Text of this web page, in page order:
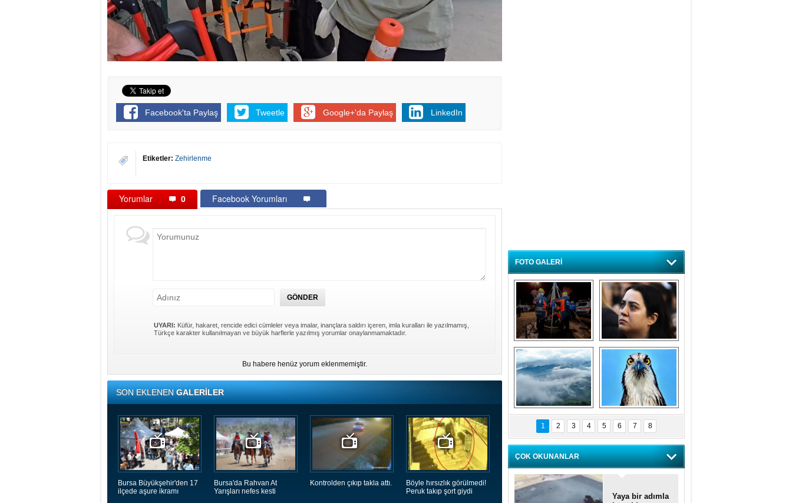
Facebook'ta Paylaş Tweetle Google+'da Paylaş LinkedIn
Etiketler: Zehirlenme
Yorumlar 0 Facebook Yorumları
UYARI: Küfür, hakaret, rencide edici cümleler veya imalar, inançlara saldırı içeren, imla kuralları ile yazılmamış,
Türkçe karakter kullanılmayan ve büyük harflerle yazılmış yorumlar onaylanmamaktadır.
Bu habere henüz yorum eklenmemiştir.
SON EKLENENGALERİLER
Bursa Büyükşehir'den 17
ilçede aşure ikramı
Bursa'da Rahvan At
Yarışları nefes kesti
Kontrolden çıkıp takla attı.
Böyle hırsızlık görülmedi!
Peruk takıp şort giydi
FOTO GALERİ
Bursa'da deprem
tatbikatı gerçeğini
aratmadı
Özlem ve minnetle
anıyoruz
Bursa'dan
büyüleyen
fotoğraflar
Balık Kartalı
Bursa’da
görüntülendi
1 2 3 4 5 6 7 8
ÇOK OKUNANLAR
Yaya bir adımla